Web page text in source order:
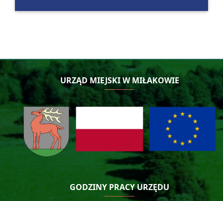
URZĄD MIEJSKI W MIŁAKOWIE
GODZINY PRACY URZĘDU